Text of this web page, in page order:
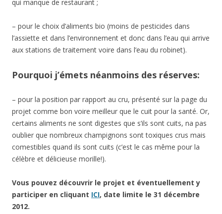
comestibles quand ils sont cuits (c’est le cas même pour la
Vous pouvez découvrir le projet et éventuellement y
participer en cliquantICI, date limite le 31 décembre
sur Poitiers,Tout Poitiersa réalisé une page spécialeLe bio à
Poitiers(mise à jour régulière comme pour toutes ses
pages). Vous trouverez également plein d’informations utiles
sur lesite du réseau des circuits courts en Poitou-Charentes
(Réseau CCPC).
le porteur de projet n’a pas pu le concrétiser (problème du
coût de la location du local, en particulier). Les souscripteurs
ont été remboursés.